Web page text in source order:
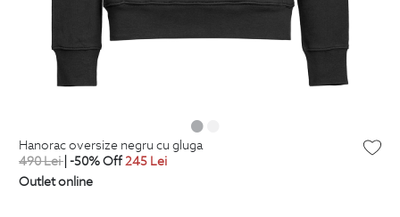
hanorac oversize negru cu gluga
490Lei| -50% Off245 Lei
Outlet online